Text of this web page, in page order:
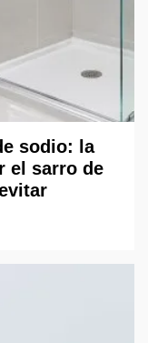
sodio: la
el sarro de